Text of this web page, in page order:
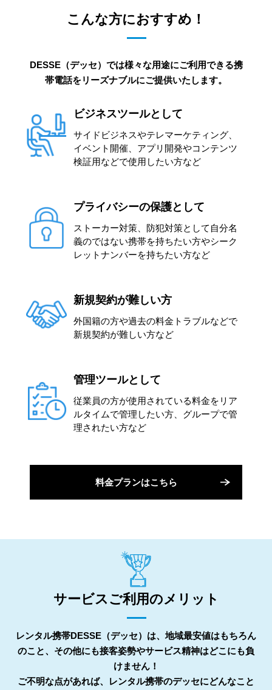
こんな方におすすめ！
DESSE（デッセ）では様々な用途にご利用できる携
帯電話をリーズナブルにご提供いたします。
ビジネスツールとして
サイドビジネスやテレマーケティング、
イベント開催、アプリ開発やコンテンツ
検証用などで使用したい方など
プライバシーの保護として
ストーカー対策、防犯対策として自分名
義のではない携帯を持ちたい方やシーク
レットナンバーを持ちたい方など
新規契約が難しい方
外国籍の方や過去の料金トラブルなどで
新規契約が難しい方など
管理ツールとして
従業員の方が使用されている料金をリア
ルタイムで管理したい方、グループで管
理されたい方など
料金プランはこちら
サービスご利用のメリット
レンタル携帯DESSE（デッセ）は、地域最安値はもちろん
のこと、その他にも接客姿勢やサービス精神はどこにも負
けません！
ご不明な点があれば、レンタル携帯のデッセにどんなこと